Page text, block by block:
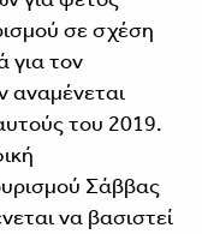
σε σχέση
για τον
αναμένεται
του 2019.
Σάββας
να βασιστεί